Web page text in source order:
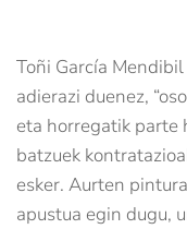
Toñi García
adierazi duenez,
eta horregatik parte
batzuek
esker. Aurten
apustua egin dugu,